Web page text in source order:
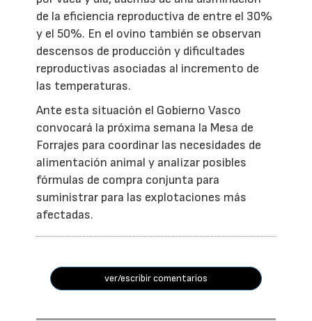
de la eficiencia reproductiva de entre el 30%
y el 50%. En el ovino también se observan
descensos de producción y dificultades
reproductivas asociadas al incremento de
las temperaturas.
Ante esta situación el Gobierno Vasco
convocará la próxima semana la Mesa de
Forrajes para coordinar las necesidades de
alimentación animal y analizar posibles
fórmulas de compra conjunta para
suministrar para las explotaciones más
afectadas.
ver/escribir comentarios